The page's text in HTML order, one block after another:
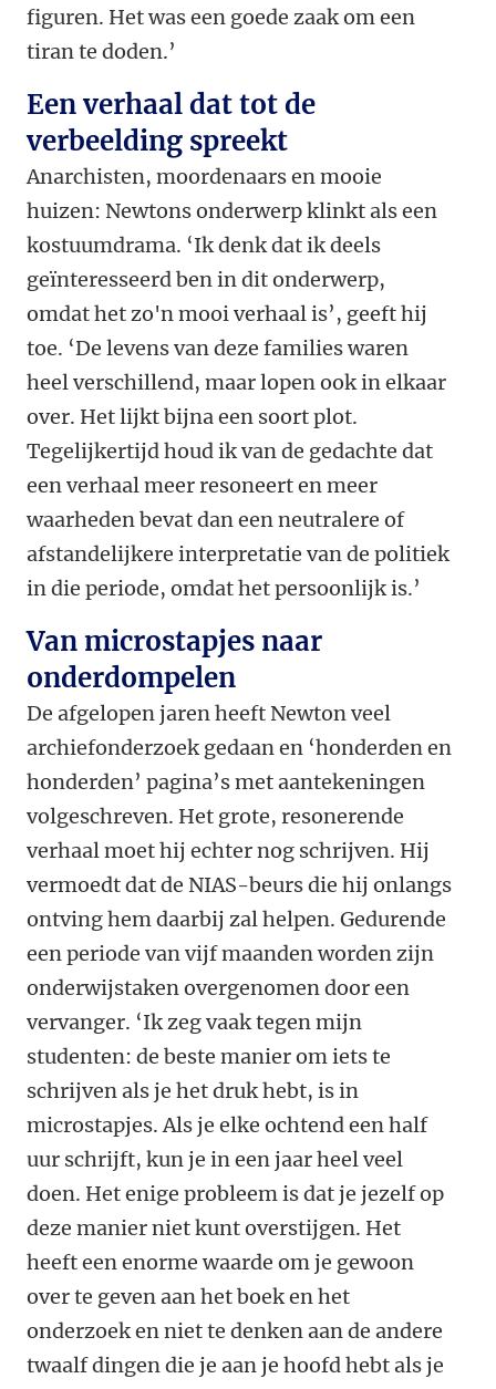
figuren. Het was een goede zaak om een
tiran te doden.’
Een verhaal dat tot de
verbeelding spreekt
Anarchisten, moordenaars en mooie
huizen: Newtons onderwerp klinkt als een
kostuumdrama. ‘Ik denk dat ik deels
geïnteresseerd ben in dit onderwerp,
omdat het zo'n mooi verhaal is’, geeft hij
toe. ‘De levens van deze families waren
heel verschillend, maar lopen ook in elkaar
over. Het lijkt bijna een soort plot.
Tegelijkertijd houd ik van de gedachte dat
een verhaal meer resoneert en meer
waarheden bevat dan een neutralere of
afstandelijkere interpretatie van de politiek
in die periode, omdat het persoonlijk is.’
Van microstapjes naar
onderdompelen
De afgelopen jaren heeft Newton veel
archiefonderzoek gedaan en ‘honderden en
honderden’ pagina’s met aantekeningen
volgeschreven. Het grote, resonerende
verhaal moet hij echter nog schrijven. Hij
vermoedt dat de NIAS-beurs die hij onlangs
ontving hem daarbij zal helpen. Gedurende
een periode van vijf maanden worden zijn
onderwijstaken overgenomen door een
vervanger. ‘Ik zeg vaak tegen mijn
studenten: de beste manier om iets te
schrijven als je het druk hebt, is in
microstapjes. Als je elke ochtend een half
uur schrijft, kun je in een jaar heel veel
doen. Het enige probleem is dat je jezelf op
deze manier niet kunt overstijgen. Het
heeft een enorme waarde om je gewoon
over te geven aan het boek en het
onderzoek en niet te denken aan de andere
twaalf dingen die je aan je hoofd hebt als je